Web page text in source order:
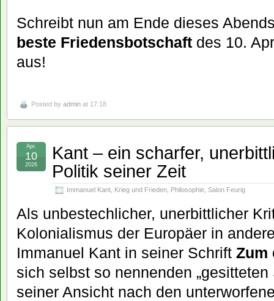
Schreibt nun am Ende dieses
beste Friedensbotschaft des 10.
aus!
Posted by admin at 17:18
Kant – ein scharfer,
Politik seiner Zeit
Immanuel Kant Krieg und Frieden Philosophie Salon Feurig
Apr.
10
2026
Als unbestechlicher, unerbittlicher
Kolonialismus der Europäer in
Immanuel Kant in seiner Schrift Zum
sich selbst so nennenden „gesitteten
seiner Ansicht nach den